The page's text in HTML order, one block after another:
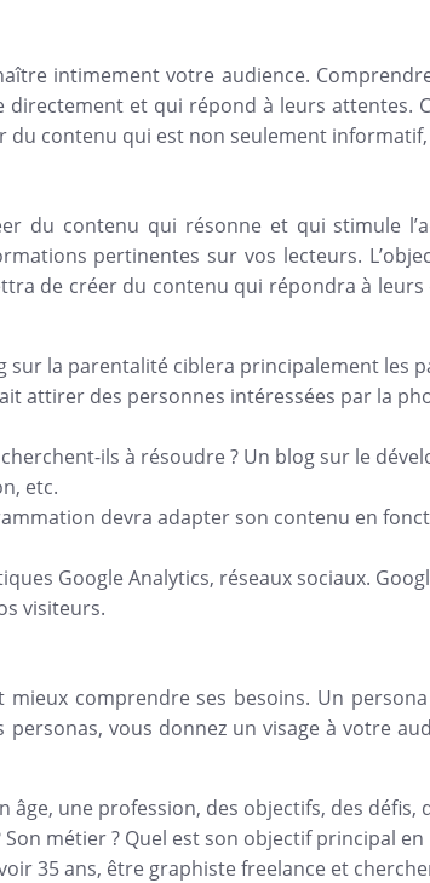
intimement votre audience.
et qui répond à leurs attentes.
contenu qui est non seulement
du contenu qui résonne et qui stimule
pertinentes sur vos lecteurs.
de créer du contenu qui répondra à
la parentalité ciblera principalement les
attirer des personnes intéressées par la
ils à résoudre ? Un blog sur le
etc.
devra adapter son contenu en
Google Analytics, réseaux sociaux.
visiteurs.
comprendre ses besoins. Un
vous donnez un visage à votre
une profession, des objectifs, des défis,
Son métier ? Quel est son objectif principal
35 ans, être graphiste freelance et